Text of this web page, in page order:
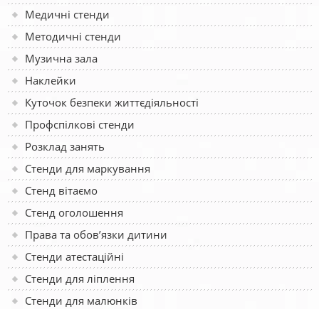
Медичні стенди
Методичні стенди
Музична зала
Наклейки
Куточок безпеки життєдіяльності
Профспілкові стенди
Розклад занять
Стенди для маркування
Стенд вітаємо
Стенд оголошення
Права та обов’язки дитини
Стенди атестаційні
Стенди для ліплення
Стенди для малюнків